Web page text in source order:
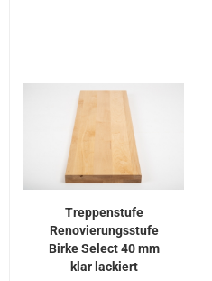
Treppenstufe
Renovierungsstufe
Birke Select 40 mm
klar lackiert